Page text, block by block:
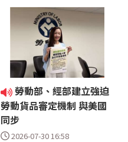
勞動部、經部建立強迫
勞動貨品審定機制 與美國
同步
2026-07-30 16:58